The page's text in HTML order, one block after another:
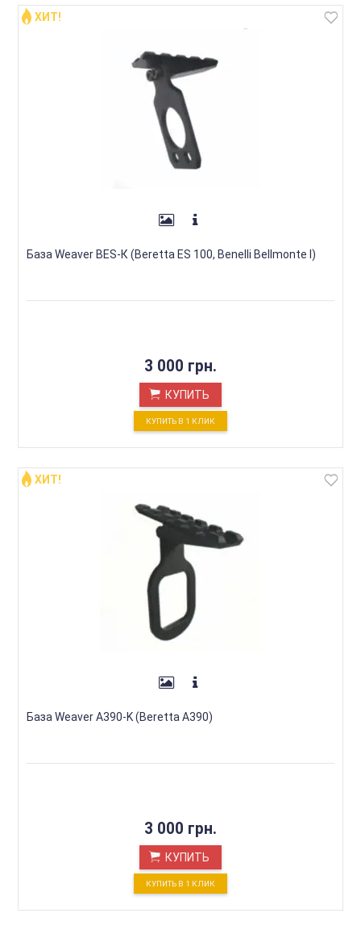
ХИТ!
База Weaver BES-К (Beretta ES 100, Benelli Bellmonte I)
3 000 грн.
КУПИТЬ
КУПИТЬ В 1 КЛИК
ХИТ!
База Weaver A390-K (Beretta A390)
3 000 грн.
КУПИТЬ
КУПИТЬ В 1 КЛИК